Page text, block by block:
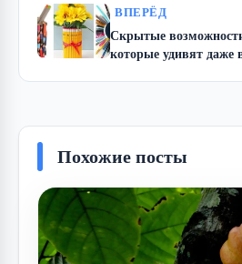
ВПЕРЁД
Скрытые
которые удивят даже
Похожие посты